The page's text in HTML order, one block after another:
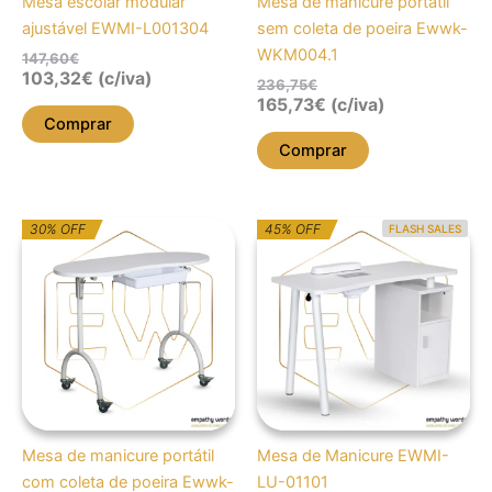
ajustável EWMI-L001304
147,60€
103,32€ (c/iva)
Comprar
sem coleta de poeira Ewwk-
WKM004.1
236,75€
165,73€ (c/iva)
Comprar
30% OFF
Mesa de manicure portátil
com coleta de poeira Ewwk-
O
preço
original
era:
307,27€.
O
preço
atual
é:
215,09€.
FLASH SALES
45% OFF
Mesa de Manicure EWMI-
LU-01101
O
preço
original
era:
533,27€.
O
preço
atual
293,29€.